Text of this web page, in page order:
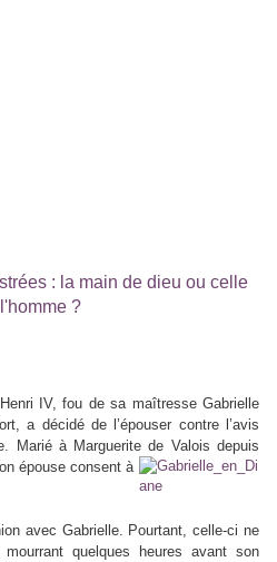
: la main de dieu ou celle
?
IV, fou de sa maîtresse Gabrielle
a décidé de l’épouser contre l’avis
Marié à Marguerite de Valois depuis
épouse consent à
avec Gabrielle. Pourtant, celle-ci ne
quelques heures avant son